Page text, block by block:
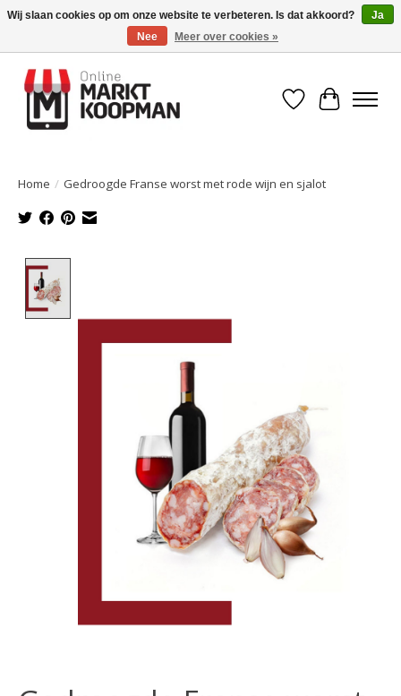
Voor 15:00 besteld, morgen in huis!
Verlanglijst
Home / Gedroogde Franse worst met rode wijn en sjalot
Wij slaan cookies op om onze website te verbeteren. Is dat akkoord?
Ja
Nee
Meer over cookies »